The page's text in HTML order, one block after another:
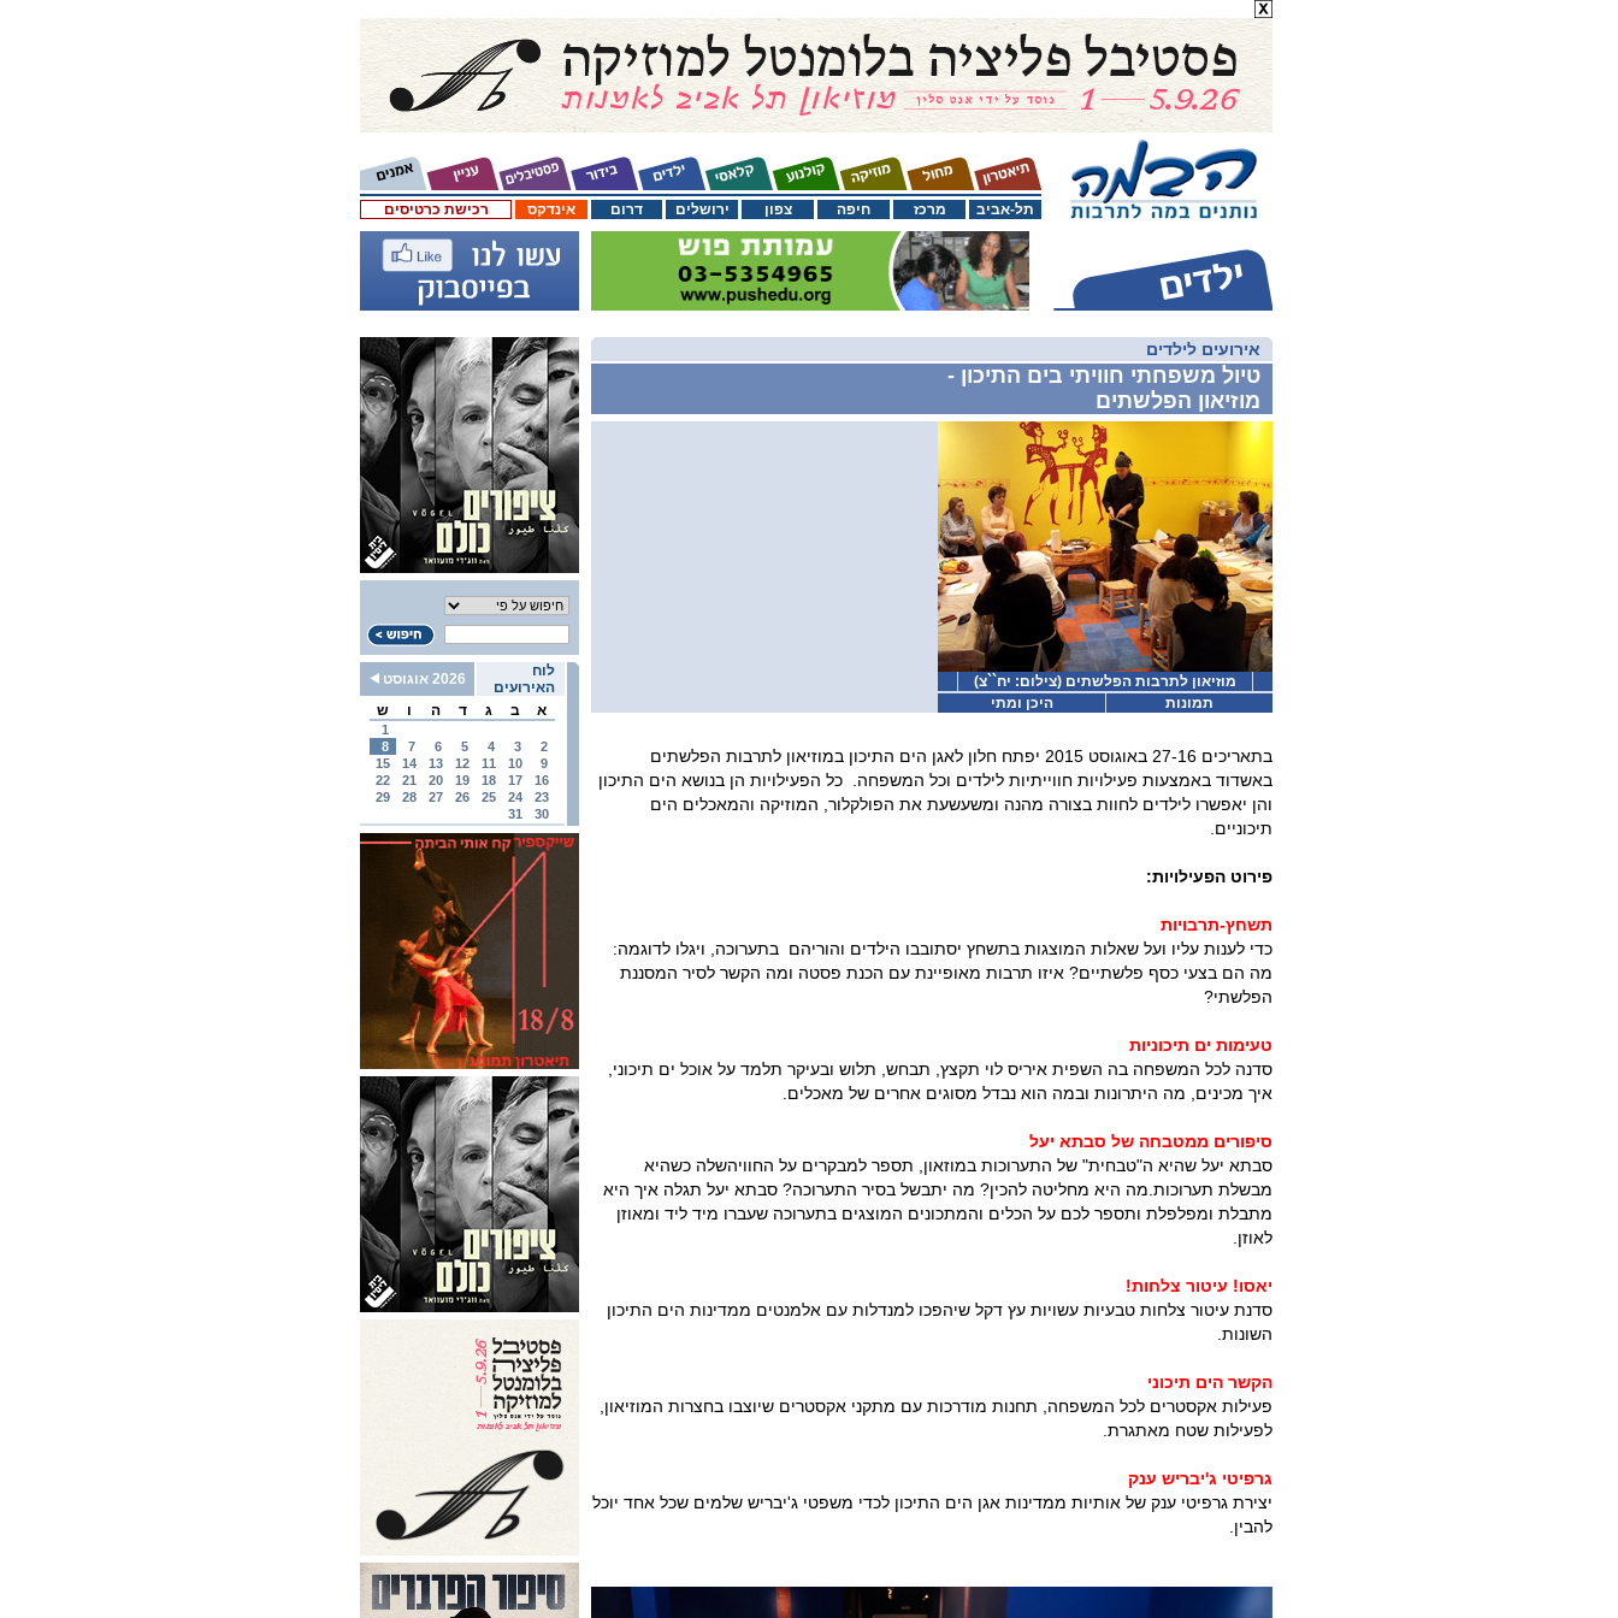
רכישת כרטיסים אינדקס דרום ירושלים צפון חיפה מרכז תל-אביב
לוח
האירועים
2026 אוגוסט
א
ב ג ד ה ו ש
1
2
3
4
5
6
7
8
9
10
11
12
13
14
15
16
17
18
19
20
21
22
23
24
25
26
27
28
29
30
31
אירועים לילדים
טיול משפחתי חוויתי בים התיכון -
מוזיאון הפלשתים
מוזיאון לתרבות הפלשתים (צילום: יח``צ)
תמונות
היכן ומתי
בתאריכים 27-16 באוגוסט 2015 יפתח חלון לאגן הים התיכון במוזיאון לתרבות הפלשתים
באשדוד באמצעות פעילויות חווייתיות לילדים וכל המשפחה. כל הפעילויות הן בנושא הים התיכון
והן יאפשרו לילדים לחוות בצורה מהנה ומשעשעת את הפולקלור, המוזיקה והמאכלים הים
תיכוניים.
פירוט הפעילויות:
תשחץ-תרבויות
כדי לענות עליו ועל שאלות המוצגות בתשחץ יסתובבו הילדים והוריהם בתערוכה, ויגלו לדוגמה:
מה הם בצעי כסף פלשתיים? איזו תרבות מאופיינת עם הכנת פסטה ומה הקשר לסיר המסננת
הפלשתי?
טעימות ים תיכוניות
סדנה לכל המשפחה בה השפית איריס לוי תקצץ, תבחש, תלוש ובעיקר תלמד על אוכל ים תיכוני,
איך מכינים, מה היתרונות ובמה הוא נבדל מסוגים אחרים של מאכלים.
סיפורים ממטבחה של סבתא יעל
סבתא יעל שהיא ה"טבחית" של התערוכות במוזאון, תספר למבקרים על החוויהשלה כשהיא
מבשלת תערוכות. מה היא מחליטה להכין? מה יתבשל בסיר התערוכה? סבתא יעל תגלה איך היא
מתבלת ומפלפלת ותספר לכם על הכלים והמתכונים המוצגים בתערוכה שעברו מיד ליד ומאוזן
לאוזן.
יאסו! עיטור צלחות!
סדנת עיטור צלחות טבעיות עשויות עץ דקל שיהפכו למנדלות עם אלמנטים ממדינות הים התיכון
השונות.
הקשר הים תיכוני
פעילות אקסטרים לכל המשפחה, תחנות מודרכות עם מתקני אקסטרים שיוצבו בחצרות המוזיאון,
לפעילות שטח מאתגרת.
גרפיטי ג'יבריש ענק
יצירת גרפיטי ענק של אותיות ממדינות אגן הים התיכון לכדי משפטי ג'יבריש שלמים שכל אחד יוכל
להבין.